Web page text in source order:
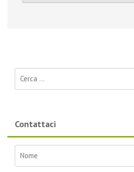
Contattaci